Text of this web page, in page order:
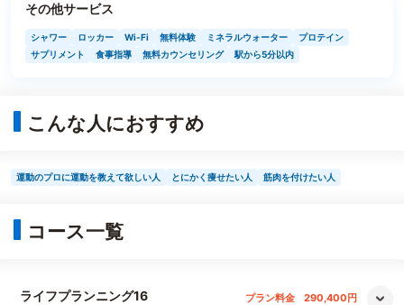
その他サービス
シャワー ロッカー Wi-Fi 無料体験 ミネラルウォーター
プロテイン
サプリメント
食事指導 無料カウンセリング 駅から5分以内
こんな人におすすめ
運動のプロに運動を教えて欲しい人 とにかく痩せたい人 筋肉を付けたい人
コース一覧
ライフプランニング16 プラン料金 290,400円